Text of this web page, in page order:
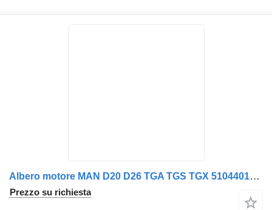
Albero motore MAN D20 D26 TGA TGS TGX 51044016404 per camion MAN TGA
Prezzo su richiesta